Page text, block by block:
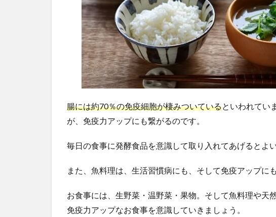
腸には約70％の免疫細胞が棲みついているといわれてい
が、免疫力アップにも繋がるのです。
毎日の食事に発酵食品を意識して取り入れてあげるとよい
また、魚料理は、生活習慣病にも、そして免疫アップに
お食事には、生野菜・温野菜・果物。そして魚料理や天
免疫力アップなお食事を意識していきましょう。